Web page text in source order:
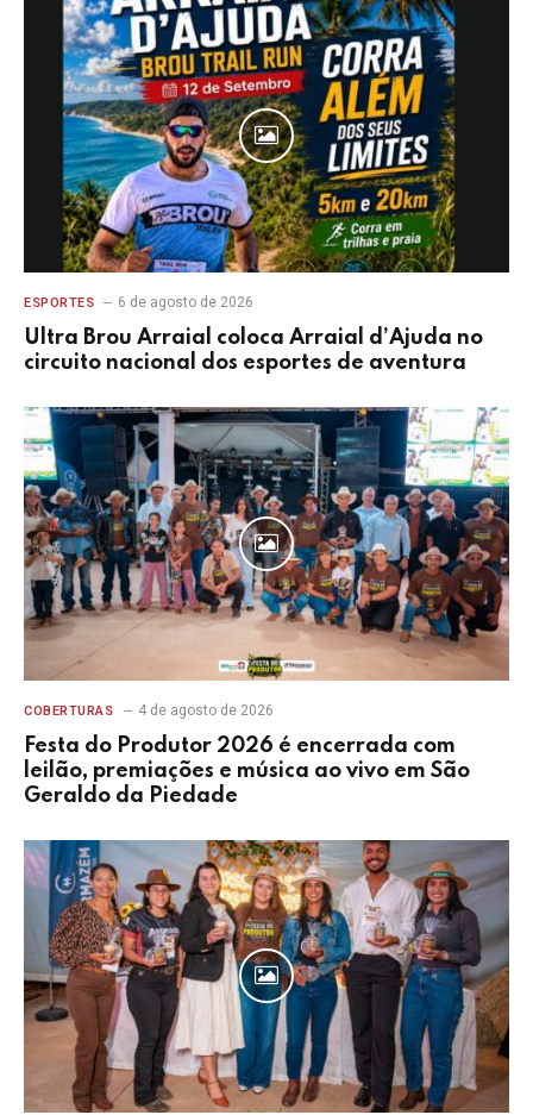
ESPORTES 6 de agosto de 2026
Ultra Brou Arraial coloca Arraial d’Ajuda no
circuito nacional dos esportes de aventura
COBERTURAS 4 de agosto de 2026
Festa do Produtor 2026 é encerrada com
leilão, premiações e música ao vivo em São
Geraldo da Piedade